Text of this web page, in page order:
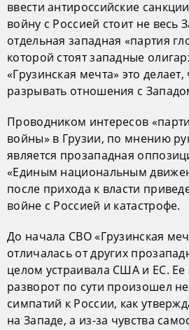
ввести антироссийские
войну с Россией стоит не весь
отдельная западная «партия
которой стоят западные
«Грузинская мечта» это
разрывать отношения с
Проводником интересов
войны» в Грузии, по мнению
является прозападная
«Единым национальным
после прихода к власти
войне с Россией и катастрофе.
До начала СВО «Грузинская
отличалась от других
целом устраивала США и ЕС. Ее
разворот по сути произошел
симпатий к России, как
на Западе, а из-за чувства